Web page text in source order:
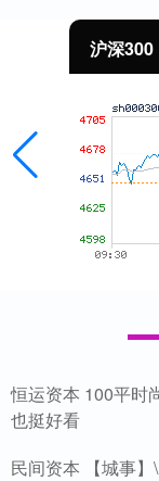
沪深300
恒运资本 100平时
也挺好看
民间资本 【城事】\